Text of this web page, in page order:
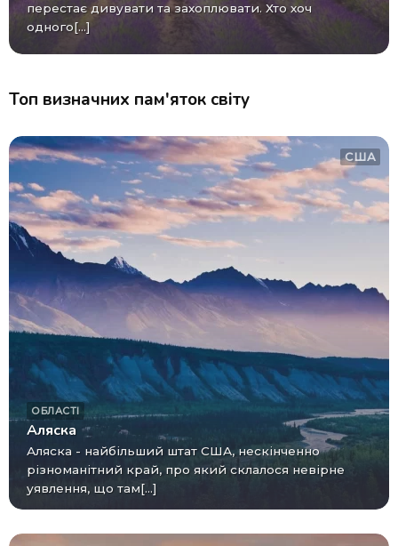
перестає дивувати та захоплювати. Хто хоч
одного[...]
Топ визначних пам'яток світу
США
ОБЛАСТІ
Аляска
Аляска - найбільший штат США, нескінченно
різноманітний край, про який склалося невірне
уявлення, що там[...]